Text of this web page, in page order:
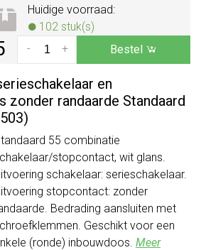
Huidige voorraad:
102 stuk(s)
+
- Bestel
en
zonder randaarde Standaard
55 combinatie
stopcontact, wit glans.
schakelaar: serieschakelaar.
stopcontact: zonder
Bedrading aansluiten met
Geschikt voor een
(ronde) inbouwdoos. Meer